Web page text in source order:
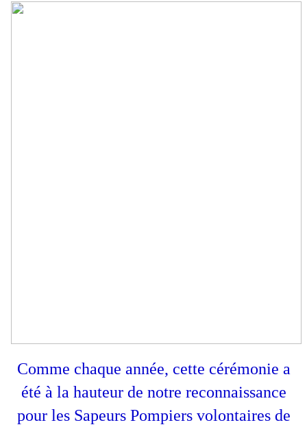
Comme chaque année, cette cérémonie a
été à la hauteur de notre reconnaissance
pour les Sapeurs Pompiers volontaires de